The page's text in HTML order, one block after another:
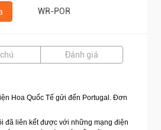
WR-POR
Đánh giá
Hoa Quốc Tế gửi đến Portugal. Đơn
đã liên kết được với những mạng điện